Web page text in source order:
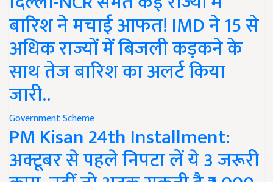
बारिश ने मचाई आफत! IMD ने 15 से
अधिक राज्यों में बिजली कड़कने के
साथ तेज बारिश का अलर्ट किया
जारी..
Government Scheme
PM Kisan 24th Installment:
अक्टूबर से पहले निपटा लें ये 3 जरूरी